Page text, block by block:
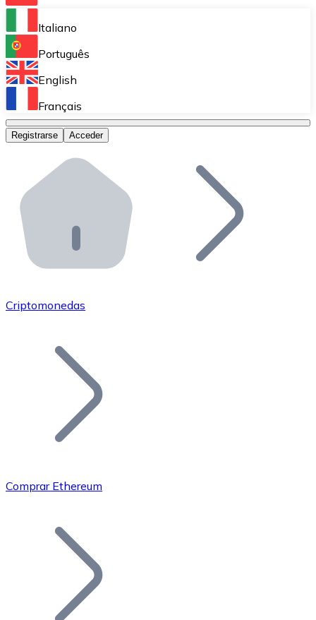
Bitnovo Ramp
Integra nuestra solución en tu plataforma.
Bitnovo Giftcards
Bitnovo OTC
Bitnovo ATM
Integra un ATM Bitnovo en tu negocio y permite que
Bitnovo API
Integra nuestra API en tu ecosistema.
Únete a nuestra red de distribuidores.
Añade tu proyecto a nuestro ecosistema.
Bitcoin
Italiano
Português
English
Français
Registrarse Acceder
Criptomonedas
Comprar Ethereum